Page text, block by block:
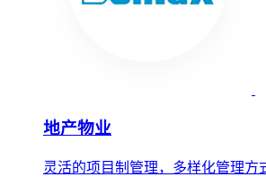
地产物业
灵活的项目制管理，多样化管理方